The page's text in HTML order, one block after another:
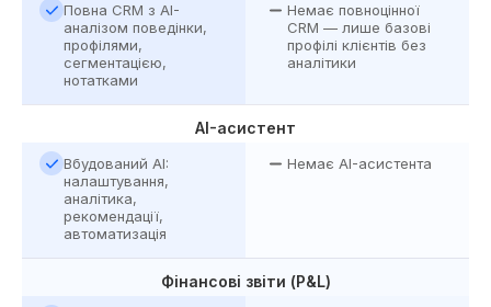
Повна CRM з AI-
аналізом поведінки,
профілями,
сегментацією,
нотатками
Немає повноцінної
CRM — лише базові
профілі клієнтів без
аналітики
AI-асистент
Вбудований AI:
налаштування,
аналітика,
рекомендації,
автоматизація
Немає AI-асистента
Фінансові звіти (P&L)